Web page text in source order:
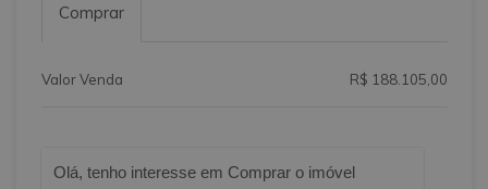
Comprar
Valor Venda R$ 188.105,00